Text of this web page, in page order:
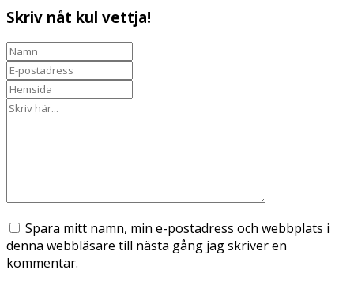
Skriv nåt kul vettja!
Spara mitt namn, min e-postadress och webbplats i
denna webbläsare till nästa gång jag skriver en
kommentar.